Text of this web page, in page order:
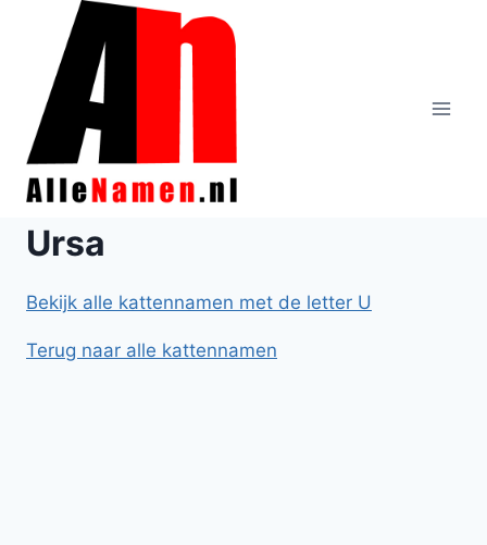
Doorgaan
inhoud
Ursa
Bekijk alle kattennamen met de letter U
Terug naar alle kattennamen